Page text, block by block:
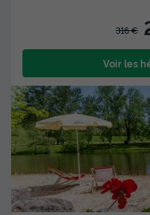
316 €
Voir les